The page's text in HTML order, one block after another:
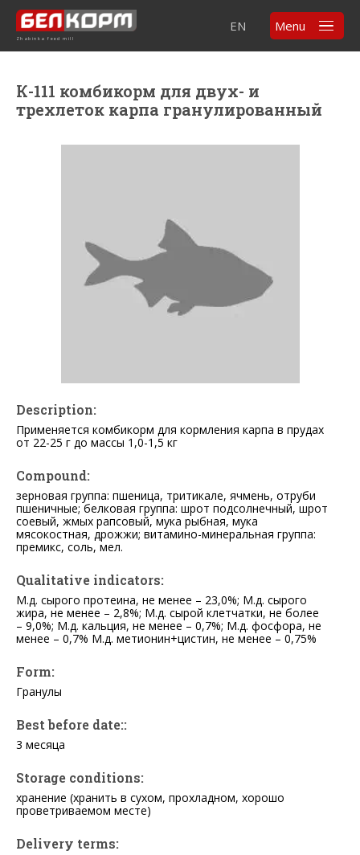
Zhabinka feed mill
EN Menu
К-111 комбикорм для двух- и
трехлеток карпа гранулированный
Description:
Применяется комбикорм для кормления карпа в прудах
от 22-25 г до массы 1,0-1,5 кг
Compound:
зерновая группа: пшеница, тритикале, ячмень, отруби
пшеничные; белковая группа: шрот подсолнечный, шрот
соевый, жмых рапсовый, мука рыбная, мука
мясокостная, дрожжи; витамино-минеральная группа:
премикс, соль, мел.
Qualitative indicators:
М.д. сырого протеина, не менее – 23,0%; М.д. сырого
жира, не менее – 2,8%; М.д. сырой клетчатки, не более
– 9,0%; М.д. кальция, не менее – 0,7%; М.д. фосфора, не
менее – 0,7% М.д. метионин+цистин, не менее – 0,75%
Form:
Гранулы
Best before date::
3 месяца
Storage conditions:
хранение (хранить в сухом, прохладном, хорошо
проветриваемом месте)
Delivery terms: